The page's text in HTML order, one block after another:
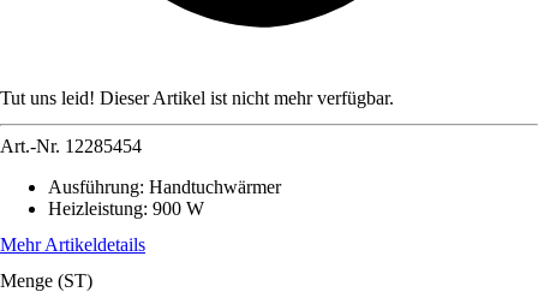
Tut uns leid! Dieser Artikel ist nicht mehr verfügbar.
Art.-Nr. 12285454
Ausführung: Handtuchwärmer
Heizleistung: 900 W
Mehr Artikeldetails
Menge (ST)